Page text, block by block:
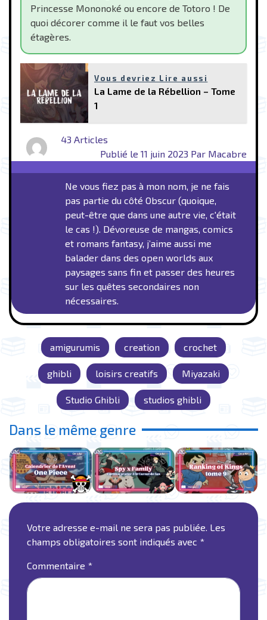
Princesse Mononoké ou encore de Totoro ! De
quoi décorer comme il le faut vos belles
étagères.
Vous devriez Lire aussi
La Lame de la Rébellion – Tome
1
43 Articles
Publié le 11 juin 2023 Par Macabre
Ne vous fiez pas à mon nom, je ne fais
pas partie du côté Obscur (quoique,
peut-être que dans une autre vie, c'était
le cas !). Dévoreuse de mangas, comics
et romans fantasy, j’aime aussi me
balader dans des open worlds aux
paysages sans fin et passer des heures
sur les quêtes secondaires non
nécessaires.
amigurumis creation crochet
ghibli loisirs creatifs Miyazaki
Studio Ghibli studios ghibli
Dans le même genre
Votre adresse e-mail ne sera pas publiée. Les
champs obligatoires sont indiqués avec *
Commentaire *